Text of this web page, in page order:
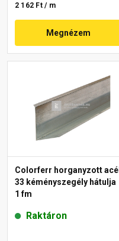
2 162 Ft / m
Megnézem
Colorferr horganyzott acél
33 kéményszegély hátulja
1 fm
Raktáron